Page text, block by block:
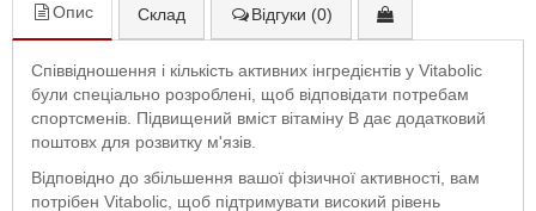
Опис Склад Відгуки (0)
Співвідношення і кількість активних інгредієнтів у Vitabolic
були спеціально розроблені, щоб відповідати потребам
спортсменів. Підвищений вміст вітаміну B дає додатковий
поштовх для розвитку м'язів.
Відповідно до збільшення вашої фізичної активності, вам
потрібен Vitabolic, щоб підтримувати високий рівень